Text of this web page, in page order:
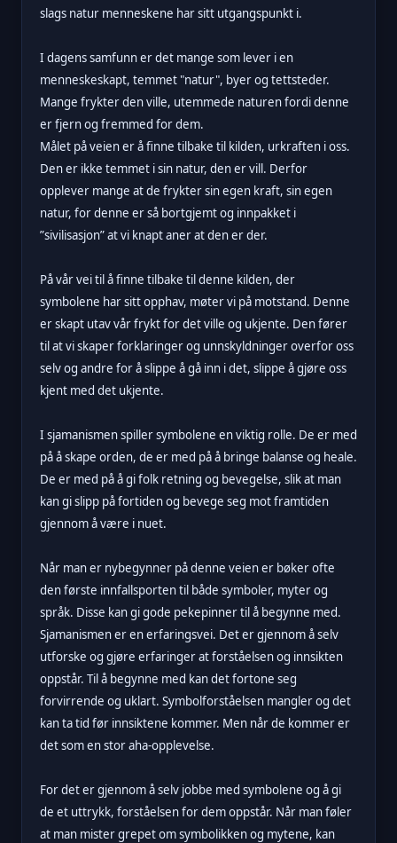
slags natur menneskene har sitt utgangspunkt i.
I dagens samfunn er det mange som lever i en
menneskeskapt, temmet "natur", byer og tettsteder.
Mange frykter den ville, utemmede naturen fordi denne
er fjern og fremmed for dem.
Målet på veien er å finne tilbake til kilden, urkraften i oss.
Den er ikke temmet i sin natur, den er vill. Derfor
opplever mange at de frykter sin egen kraft, sin egen
natur, for denne er så bortgjemt og innpakket i
”sivilisasjon” at vi knapt aner at den er der.
På vår vei til å finne tilbake til denne kilden, der
symbolene har sitt opphav, møter vi på motstand. Denne
er skapt utav vår frykt for det ville og ukjente. Den fører
til at vi skaper forklaringer og unnskyldninger overfor oss
selv og andre for å slippe å gå inn i det, slippe å gjøre oss
kjent med det ukjente.
I sjamanismen spiller symbolene en viktig rolle. De er med
på å skape orden, de er med på å bringe balanse og heale.
De er med på å gi folk retning og bevegelse, slik at man
kan gi slipp på fortiden og bevege seg mot framtiden
gjennom å være i nuet.
Når man er nybegynner på denne veien er bøker ofte
den første innfallsporten til både symboler, myter og
språk. Disse kan gi gode pekepinner til å begynne med.
Sjamanismen er en erfaringsvei. Det er gjennom å selv
utforske og gjøre erfaringer at forståelsen og innsikten
oppstår. Til å begynne med kan det fortone seg
forvirrende og uklart. Symbolforståelsen mangler og det
kan ta tid før innsiktene kommer. Men når de kommer er
det som en stor aha-opplevelse.
For det er gjennom å selv jobbe med symbolene og å gi
de et uttrykk, forståelsen for dem oppstår. Når man føler
at man mister grepet om symbolikken og mytene, kan